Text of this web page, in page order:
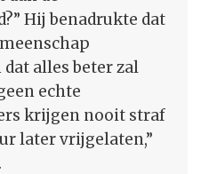
Hij benadrukte dat
alles beter zal
echte
krijgen nooit straf
later vrijgelaten,”